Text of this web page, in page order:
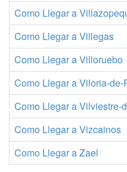
Como Llegar a
Como Llegar a Villegas
Como Llegar a Villoruebo
Como Llegar a Viloria-de-
Como Llegar a Vilviestre-
Como Llegar a Vizcainos
Como Llegar a Zael